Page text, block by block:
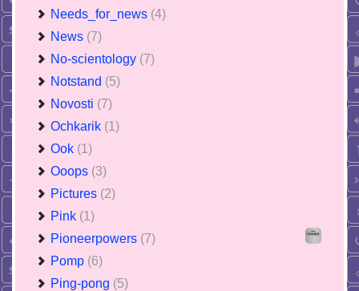
Needs_for_news (4)
News (7)
No-scientology (7)
Notstand (5)
Novosti (7)
Ochkarik (1)
Ook (1)
Ooops (3)
Pictures (2)
Pink (1)
Pioneerpowers (7)
Pomp (6)
Ping-pong (5)